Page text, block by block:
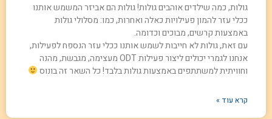
גולות, כמה שילדים אוהבים גולות! גולות הם אביזר המשמש אותנו
ככלי עזר להמון פעילויות כאלה ואחרות, כמו: מסלולי גולות
באמצעות קרשים, מבוכים וכדומה.
עם זאת, גולות לא חייבות לשמש אותנו ככלי עזר הנספח לפעילות,
אנחנו לגמרי יכולים ליצור פעילות ODT מעצימה, מגבשת, מהנה
וחוויתית למשתתפים באמצעות גולות בלבד! כל השאר זה בונוס
קרא עוד »